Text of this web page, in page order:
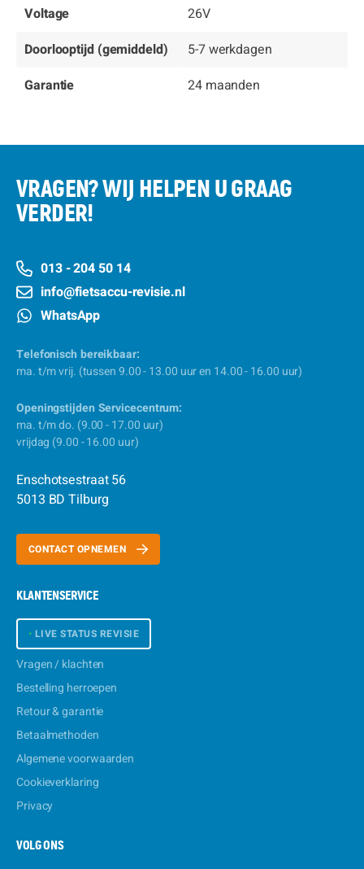
Voltage
26V
Doorlooptijd (gemiddeld)
5-7 werkdagen
Garantie
24 maanden
VRAGEN? WIJ HELPEN U GRAAG
VERDER!
013 - 204 50 14
info@fietsaccu-revisie.nl
WhatsApp
Telefonisch bereikbaar:
ma. t/m vrij. (tussen 9.00 - 13.00 uur en 14.00 - 16.00 uur)
Openingstijden Servicecentrum:
ma. t/m do. (9.00 - 17.00 uur)
vrijdag (9.00 - 16.00 uur)
Enschotsestraat 56
5013 BD Tilburg
CONTACT OPNEMEN
KLANTENSERVICE
• LIVE STATUS REVISIE
Vragen / klachten
Bestelling herroepen
Retour & garantie
Betaalmethoden
Algemene voorwaarden
Cookieverklaring
Privacy
VOLG ONS